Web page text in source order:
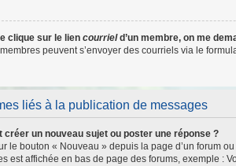
clique sur le lien courrield’un membre, on me
peuvent s’envoyer des courriels via le
liés à la publication de messages
créer un nouveau sujet ou poster une réponse ?
le bouton « Nouveau » depuis la page d’un forum
est affichée en bas de page des forums, exemple :